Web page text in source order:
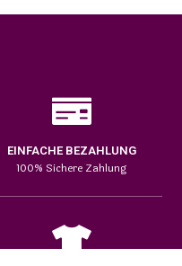
EINFACHE BEZAHLUNG
100% Sichere Zahlung